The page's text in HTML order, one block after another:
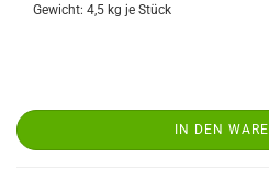
Gewicht: 4,5 kg je Stück
IN DEN